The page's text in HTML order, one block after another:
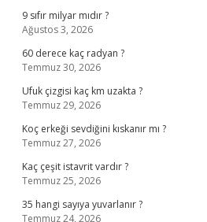
9 sıfır milyar mıdır ?
Ağustos 3, 2026
60 derece kaç radyan ?
Temmuz 30, 2026
Ufuk çizgisi kaç km uzakta ?
Temmuz 29, 2026
Koç erkeği sevdiğini kıskanır mı ?
Temmuz 27, 2026
Kaç çeşit istavrit vardır ?
Temmuz 25, 2026
35 hangi sayıya yuvarlanır ?
Temmuz 24, 2026